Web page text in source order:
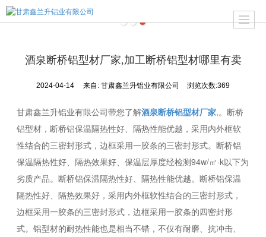
酒泉断桥铝型材厂家,加工断桥铝型材哪里有卖
2024-04-14 来自: 甘肃鑫兰升铝业有限公司 浏览次数:369
甘肃鑫兰升铝业有限公司带您了解酒泉断桥铝型材厂家,。断桥
铝型材，断桥铝保温隔热性好、隔热性能优越，采用内外框软
性结合的三密封形式，边框采用一胶条的三密封形式。断桥铝
保温隔热性好、隔热效果好、保温层厚度经检测94w/㎡·k以下为
劣质产品。断桥铝保温隔热性好、隔热性能优越。断桥铝保温
隔热性好、隔热效果好，采用内外框软性结合的三密封形式，
边框采用一胶条的三密封形式，边框采用一胶条的四密封形
式。铝型材的耐热性能也是相当不错，不仅有耐磨、抗冲击、